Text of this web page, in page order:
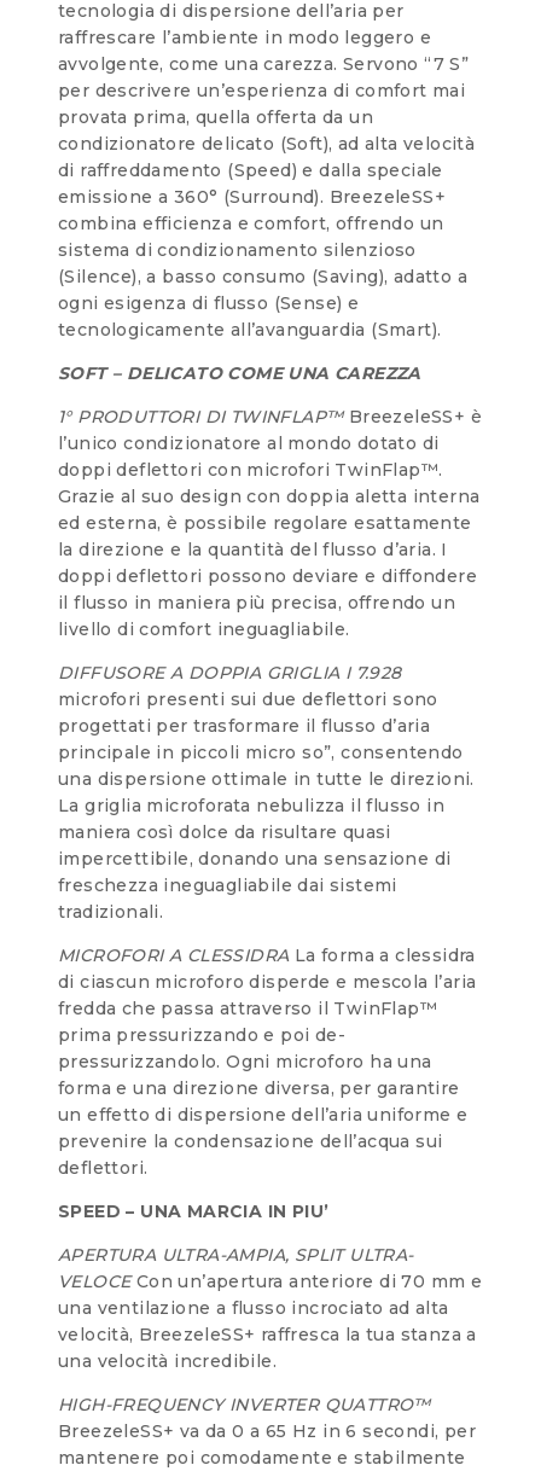
tecnologia di dispersione dell’aria per
raffrescare l’ambiente in modo leggero e
avvolgente, come una carezza. Servono “7 S”
per descrivere un’esperienza di comfort mai
provata prima, quella offerta da un
condizionatore delicato (Soft), ad alta velocità
di raffreddamento (Speed) e dalla speciale
emissione a 360° (Surround). BreezeleSS+
combina efficienza e comfort, offrendo un
sistema di condizionamento silenzioso
(Silence), a basso consumo (Saving), adatto a
ogni esigenza di flusso (Sense) e
tecnologicamente all’avanguardia (Smart).
SOFT – DELICATO COME UNA CAREZZA
1° PRODUTTORI DI TWINFLAP™BreezeleSS+ è
l’unico condizionatore al mondo dotato di
doppi deflettori con microfori TwinFlap™.
Grazie al suo design con doppia aletta interna
ed esterna, è possibile regolare esattamente
la direzione e la quantità del flusso d’aria. I
doppi deflettori possono deviare e diffondere
il flusso in maniera più precisa, offrendo un
livello di comfort ineguagliabile.
DIFFUSORE A DOPPIA GRIGLIA I 7.928
microfori presenti sui due deflettori sono
progettati per trasformare il flusso d’aria
principale in piccoli micro so”, consentendo
una dispersione ottimale in tutte le direzioni.
La griglia microforata nebulizza il flusso in
maniera così dolce da risultare quasi
impercettibile, donando una sensazione di
freschezza ineguagliabile dai sistemi
tradizionali.
MICROFORI A CLESSIDRALa forma a clessidra
di ciascun microforo disperde e mescola l’aria
fredda che passa attraverso il TwinFlap™
prima pressurizzando e poi de-
pressurizzandolo. Ogni microforo ha una
forma e una direzione diversa, per garantire
un effetto di dispersione dell’aria uniforme e
prevenire la condensazione dell’acqua sui
deflettori.
SPEED – UNA MARCIA IN PIU’
APERTURA ULTRA-AMPIA, SPLIT ULTRA-
VELOCECon un’apertura anteriore di 70 mm e
una ventilazione a flusso incrociato ad alta
velocità, BreezeleSS+ raffresca la tua stanza a
una velocità incredibile.
HIGH-FREQUENCY INVERTER QUATTRO™
BreezeleSS+ va da 0 a 65 Hz in 6 secondi, per
mantenere poi comodamente e stabilmente